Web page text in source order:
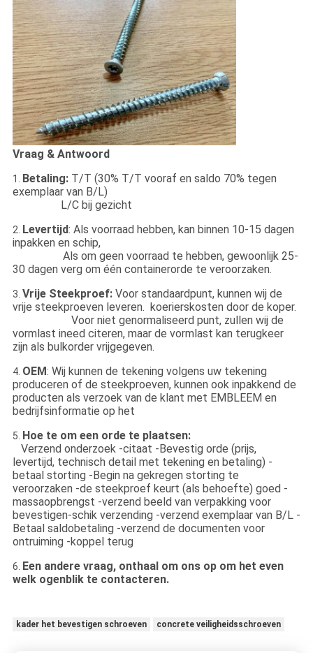
Vraag & Antwoord
1. Betaling:T/T (30% T/T vooraf en saldo 70% tegen
exemplaar van B/L)
L/C bij gezicht
2. Levertijd: Als voorraad hebben, kan binnen 10-15 dagen
inpakken en schip,
Als om geen voorraad te hebben, gewoonlijk 25-
30 dagen verg om één containerorde te veroorzaken.
3. Vrije Steekproef:Voor standaardpunt, kunnen wij de
vrije steekproeven leveren. koerierskosten door de koper.
Voor niet genormaliseerd punt, zullen wij de
vormlast ineed citeren, maar de vormlast kan terugkeer
zijn als bulkorder vrijgegeven.
4. OEM: Wij kunnen de tekening volgens uw tekening
produceren of de steekproeven, kunnen ook inpakkend de
producten als verzoek van de klant met EMBLEEM en
bedrijfsinformatie op het
5. Hoe te om een orde te plaatsen:
Verzend onderzoek -citaat -Bevestig orde (prijs,
levertijd, technisch detail met tekening en betaling) -
betaal storting -Begin na gekregen storting te
veroorzaken -de steekproef keurt (als behoefte) goed -
massaopbrengst -verzend beeld van verpakking voor
bevestigen-schik verzending -verzend exemplaar van B/L -
Betaal saldobetaling -verzend de documenten voor
ontruiming -koppel terug
6. Een andere vraag, onthaal om ons op om het even
welk ogenblik te contacteren.
kader het bevestigen schroeven concrete veiligheidsschroeven